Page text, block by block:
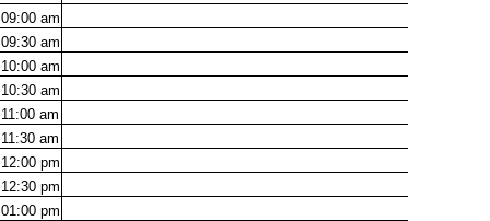
09:00 am
09:30 am
10:00 am
10:30 am
11:00 am
11:30 am
12:00 pm
12:30 pm
01:00 pm